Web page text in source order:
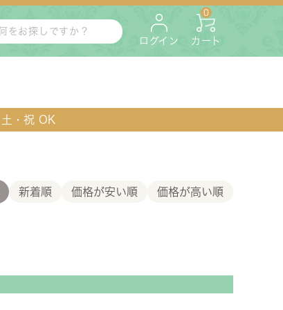
ログイン カート
0
土・祝 OK
新着順 価格が安い順 価格が高い順